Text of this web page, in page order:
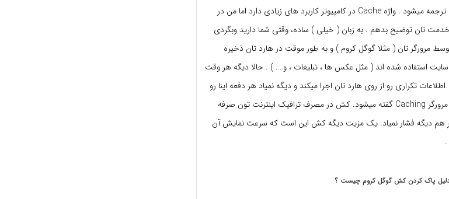
الکترونیک « حافظه نهان یا حافظه پنهان » ترجمه میشود . واژه Cache در کامپیوتر کاربرد های زیادی دارد اما من در
تان توضیح بدهم . به زبان ( خیلی ) ساده، وقتی شما دارید وبگردی
مرورگر تان ( مثلا گوگل کروم ) و به طور موقت در هارد تان ذخیره
استفاده شده اند ( مثل عکس ها ، تبلیغات ، و…. ) . حالا دیگه هر وقت
تکراری رو از روی هارد تان اجرا میکند و دیگه نمیاد هر دفعه اینا رو
از سایت مورد نظر دانلود کند. به این عمل مرورگر Caching گفته میشود. کش در مصرف ترافیک اینترنت تون صرفه
هم دیگه فشار نمیاد. یک مزیت دیگه کش این است که سرعت نمایش آن
.
پاک کردن کش گوگل کروم چیست ؟